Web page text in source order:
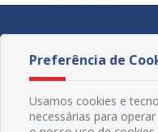
Preferência de
Usamos cookies e
necessárias para